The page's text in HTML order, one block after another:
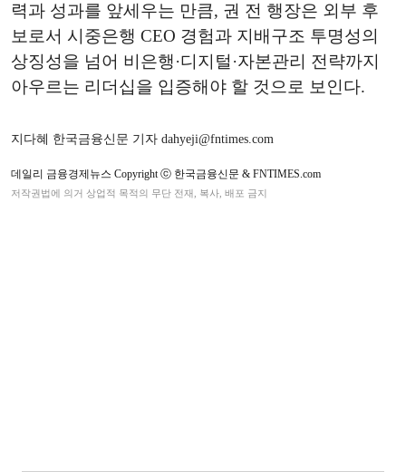
력과 성과를 앞세우는 만큼, 권 전 행장은 외부 후
보로서 시중은행 CEO 경험과 지배구조 투명성의
상징성을 넘어 비은행·디지털·자본관리 전략까지
아우르는 리더십을 입증해야 할 것으로 보인다.
지다혜 한국금융신문 기자 dahyeji@fntimes.com
데일리 금융경제뉴스 Copyright ⓒ 한국금융신문 & FNTIMES.com
저작권법에 의거 상업적 목적의 무단 전재, 복사, 배포 금지